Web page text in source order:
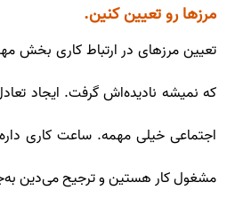
مرزها رو تعیین کنین.
تعیین مرزهای در ارتباط کاری بخش
که نمیشه نادیده‌اش گرفت. ایجاد
اجتماعی خیلی مهمه. ساعت کاری
مشغول کار هستین و ترجیح می‌دین